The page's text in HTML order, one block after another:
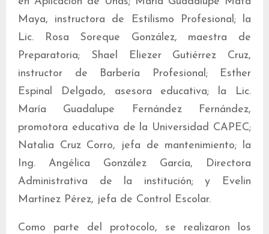
Maya, instructora de Estilismo Profesional; la
Lic. Rosa Soreque González, maestra de
Preparatoria; Shael Eliezer Gutiérrez Cruz,
instructor de Barbería Profesional; Esther
Espinal Delgado, asesora educativa; la Lic.
María Guadalupe Fernández Fernández,
promotora educativa de la Universidad CAPEC;
Natalia Cruz Corro, jefa de mantenimiento; la
Ing. Angélica González García, Directora
Administrativa de la institución; y Evelin
Martínez Pérez, jefa de Control Escolar.
Como parte del protocolo, se realizaron los